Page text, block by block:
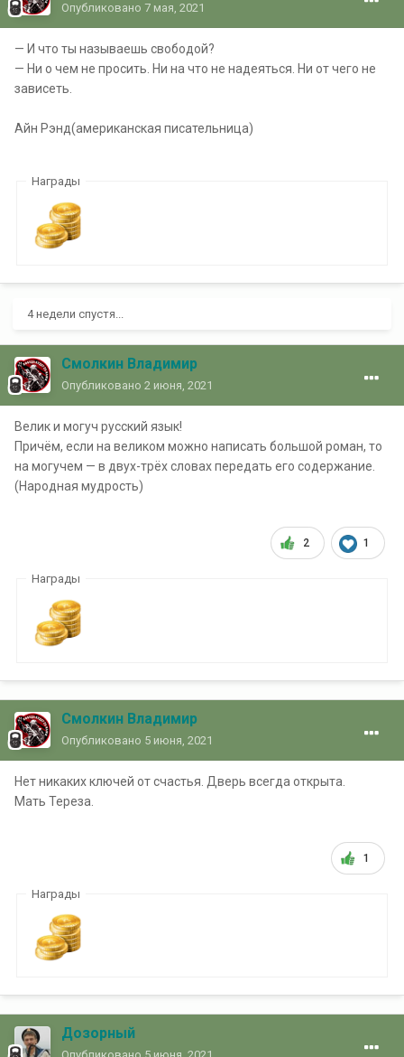
Опубликовано 7 мая, 2021
— И что ты называешь свободой?
— Ни о чем не просить. Ни на что не надеяться. Ни от чего не
зависеть.
Айн Рэнд(американская писательница)
Награды
4 недели спустя...
Смолкин Владимир
Опубликовано 2 июня, 2021
Велик и могуч русский язык!
Причём, если на великом можно написать большой роман, то
на могучем — в двух-трёх словах передать его содержание.
(Народная мудрость)
2 1
Награды
Смолкин Владимир
Опубликовано 5 июня, 2021
Нет никаких ключей от счастья. Дверь всегда открыта.
Мать Тереза.
1
Награды
Дозорный